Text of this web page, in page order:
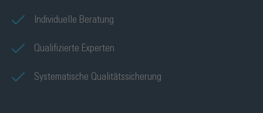
Individuelle Beratung
Qualifizierte Experten
Systematische Qualitätssicherung